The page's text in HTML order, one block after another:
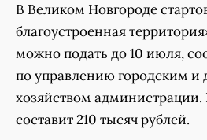
В Великом Новгороде
благоустроенная
можно подать до 10 июля,
по управлению городским
хозяйством
составит 210 тысяч рублей.